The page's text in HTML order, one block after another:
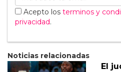
Acepto los terminos y
privacidad.
Noticias relacionadas
El